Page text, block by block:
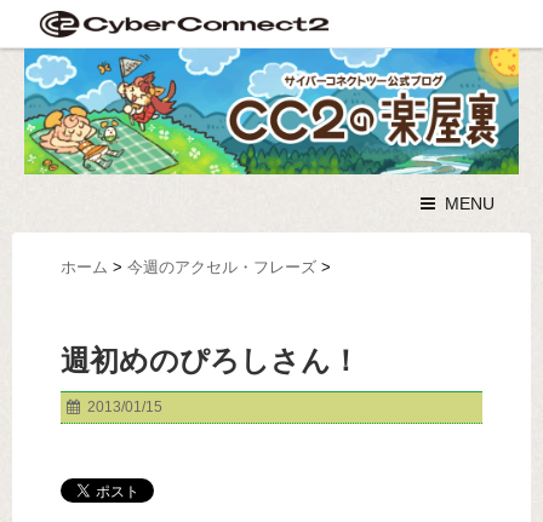
MENU
ホーム > 今週のアクセル・フレーズ >
週初めのぴろしさん！
2013/01/15